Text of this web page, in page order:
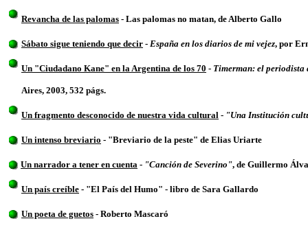
Revancha de las palomas - Las palomas no matan, de Alberto Gallo
Sábato sigue teniendo que decir - España en los diarios de mi vejez, por
Un "Ciudadano Kane" en la Argentina de los 70 - Timerman: el periodista
Aires, 2003, 532 págs.
Un fragmento desconocido de nuestra vida cultural - "Una Institución
Un intenso breviario - "Breviario de la peste" de Elias Uriarte
Un narrador a tener en cuenta - "Canción de Severino", de Guillermo
Un país creíble - "El País del Humo" - libro de Sara Gallardo
Un poeta de guetos - Roberto Mascaró